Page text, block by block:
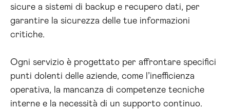
sicure a sistemi di backup e recupero dati, per
garantire la sicurezza delle tue informazioni
critiche.
Ogni servizio è progettato per affrontare specifici
punti dolenti delle aziende, come l’inefficienza
operativa, la mancanza di competenze tecniche
interne e la necessità di un supporto continuo.